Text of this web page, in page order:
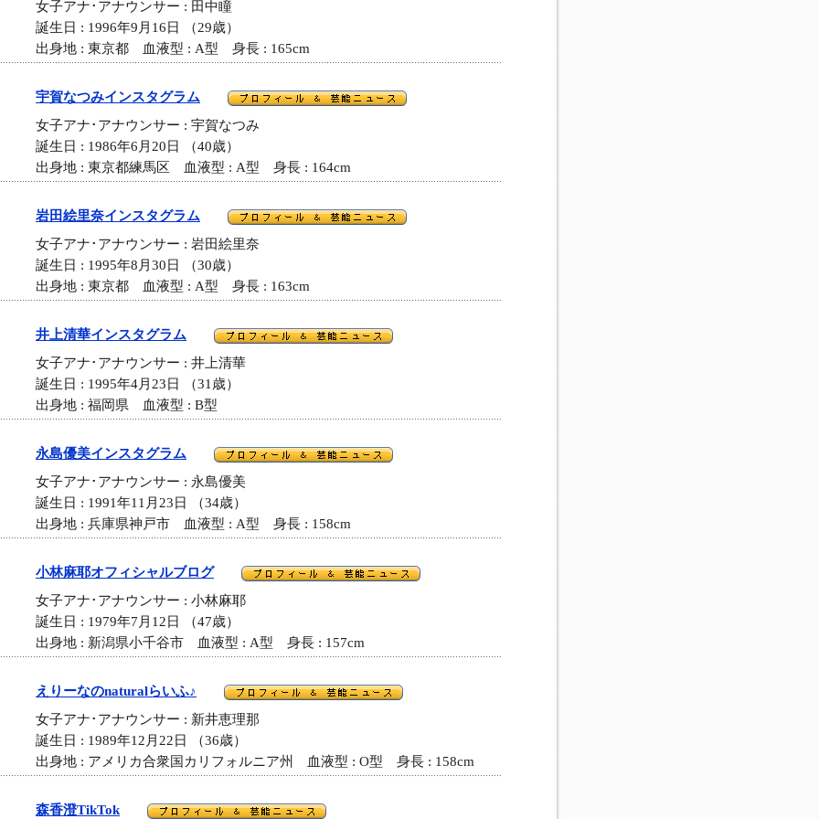
女子アナ･アナウンサー : 田中瞳
誕生日 : 1996年9月16日 （29歳）
出身地 : 東京都 血液型 : A型 身長 : 165cm
宇賀なつみインスタグラム
女子アナ･アナウンサー : 宇賀なつみ
誕生日 : 1986年6月20日 （40歳）
出身地 : 東京都練馬区 血液型 : A型 身長 : 164cm
岩田絵里奈インスタグラム
女子アナ･アナウンサー : 岩田絵里奈
誕生日 : 1995年8月30日 （30歳）
出身地 : 東京都 血液型 : A型 身長 : 163cm
井上清華インスタグラム
女子アナ･アナウンサー : 井上清華
誕生日 : 1995年4月23日 （31歳）
出身地 : 福岡県 血液型 : B型
永島優美インスタグラム
女子アナ･アナウンサー : 永島優美
誕生日 : 1991年11月23日 （34歳）
出身地 : 兵庫県神戸市 血液型 : A型 身長 : 158cm
小林麻耶オフィシャルブログ
女子アナ･アナウンサー : 小林麻耶
誕生日 : 1979年7月12日 （47歳）
出身地 : 新潟県小千谷市 血液型 : A型 身長 : 157cm
えりーなのnaturalらいふ♪
女子アナ･アナウンサー : 新井恵理那
誕生日 : 1989年12月22日 （36歳）
出身地 : アメリカ合衆国カリフォルニア州 血液型 : O型 身長 : 158cm
森香澄TikTok